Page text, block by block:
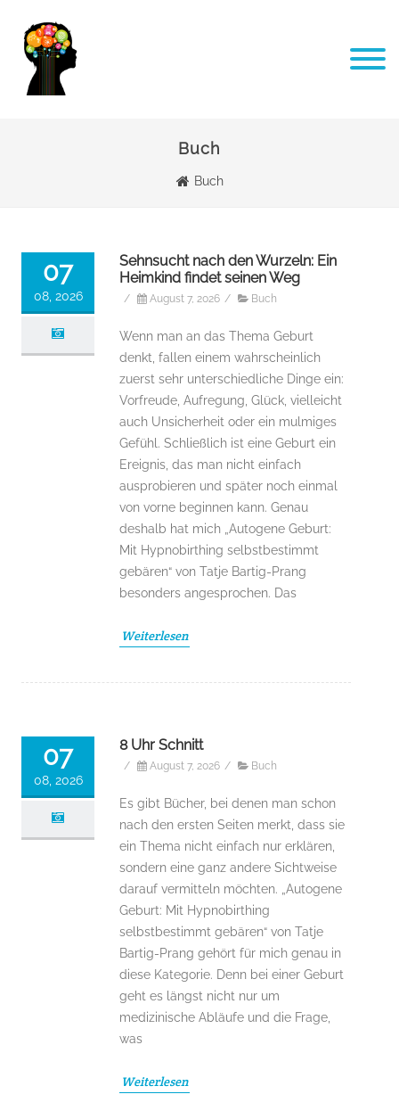
Buch
Buch
07
08, 2026
Sehnsucht nach den Wurzeln: Ein
Heimkind findet seinen Weg
/ August 7, 2026 / Buch
Wenn man an das Thema Geburt
denkt, fallen einem wahrscheinlich
zuerst sehr unterschiedliche Dinge ein:
Vorfreude, Aufregung, Glück, vielleicht
auch Unsicherheit oder ein mulmiges
Gefühl. Schließlich ist eine Geburt ein
Ereignis, das man nicht einfach
ausprobieren und später noch einmal
von vorne beginnen kann. Genau
deshalb hat mich „Autogene Geburt:
Mit Hypnobirthing selbstbestimmt
gebären“ von Tatje Bartig-Prang
besonders angesprochen. Das
Weiterlesen
07
08, 2026
8 Uhr Schnitt
/ August 7, 2026 / Buch
Es gibt Bücher, bei denen man schon
nach den ersten Seiten merkt, dass sie
ein Thema nicht einfach nur erklären,
sondern eine ganz andere Sichtweise
darauf vermitteln möchten. „Autogene
Geburt: Mit Hypnobirthing
selbstbestimmt gebären“ von Tatje
Bartig-Prang gehört für mich genau in
diese Kategorie. Denn bei einer Geburt
geht es längst nicht nur um
medizinische Abläufe und die Frage,
was
Weiterlesen